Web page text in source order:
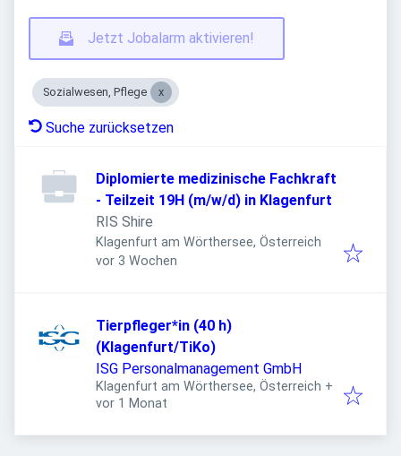
Jetzt Jobalarm aktivieren!
Sozialwesen, Pflege
Suche zurücksetzen
Diplomierte medizinische Fachkraft
- Teilzeit 19H (m/w/d) in Klagenfurt
RIS Shire
Klagenfurt am Wörthersee, Österreich
Veröffentlicht
vor 3 Wochen
Tierpfleger*in (40 h)
(Klagenfurt/TiKo)
ISG Personalmanagement GmbH
Klagenfurt am Wörthersee, Österreich +
Veröffentlicht
vor 1 Monat